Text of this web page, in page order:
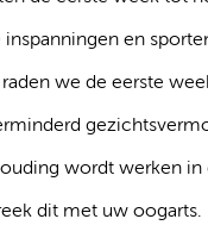
en
we de eerste
wordt werken in
dit met uw oogarts.